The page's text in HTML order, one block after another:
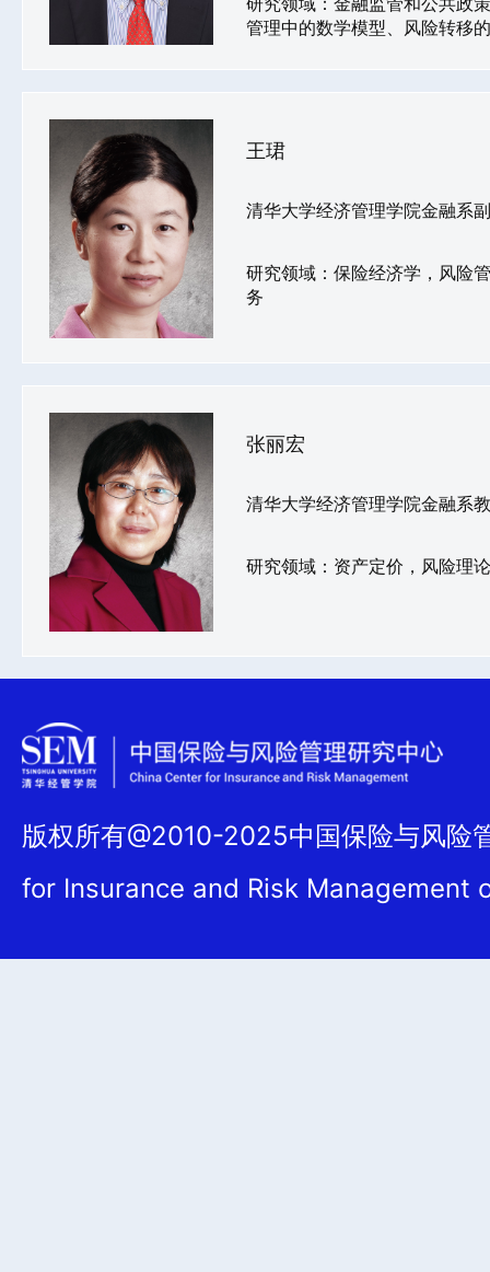
研究领域：金融监管和公共政
管理中的数学模型、风险转移
王珺
清华大学经济管理学院金融系
研究领域：保险经济学，风险
务
张丽宏
清华大学经济管理学院金融系
研究领域：资产定价，风险理
版权所有@2010-2025中国保险与风险
for Insurance and Risk Management